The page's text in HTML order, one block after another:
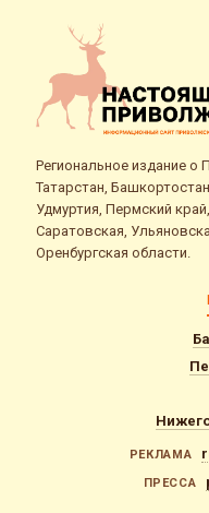
Региональное издание
Татарстан,
Удмуртия, Пермский
Саратовская,
Оренбургская области.
РЕКЛАМА
ПРЕССА